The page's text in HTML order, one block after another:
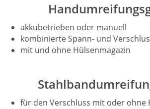
akkubetrieben oder manuell
kombinierte Spann- und
mit und ohne Hülsenmagazin
für den Verschluss mit oder ohne